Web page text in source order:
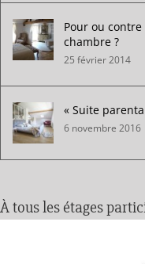
Pour ou
chambre ?
25 février 2014
« Suite
6 novembre 2016
À tous les étages